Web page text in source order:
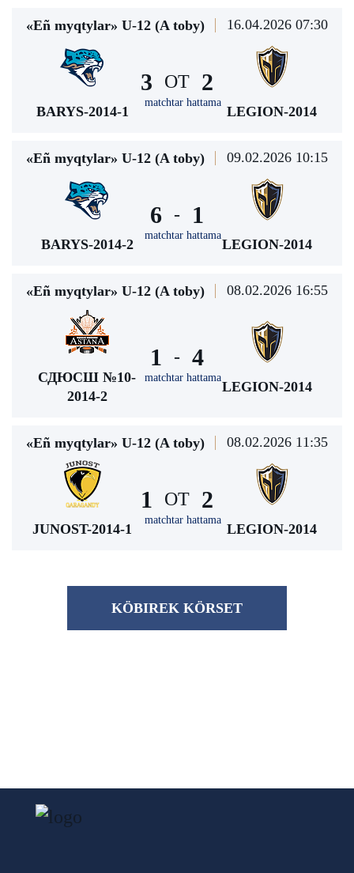
«Eñ myqtylar» U-12 (A toby) 16.04.2026 07:30
BARYS-2014-1
3 ОТ
matchtar hattama
2
LEGION-2014
«Eñ myqtylar» U-12 (A toby) 09.02.2026 10:15
BARYS-2014-2
6 -
matchtar hattama
1
LEGION-2014
«Eñ myqtylar» U-12 (A toby) 08.02.2026 16:55
СДЮСШ №10-
2014-2
1 -
matchtar hattama
4
LEGION-2014
«Eñ myqtylar» U-12 (A toby) 08.02.2026 11:35
JUNOST-2014-1
1 ОТ
matchtar hattama
2
LEGION-2014
KÖBІREK KÖRSET